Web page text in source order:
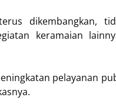
dikembangkan,
keramaian
pelayanan